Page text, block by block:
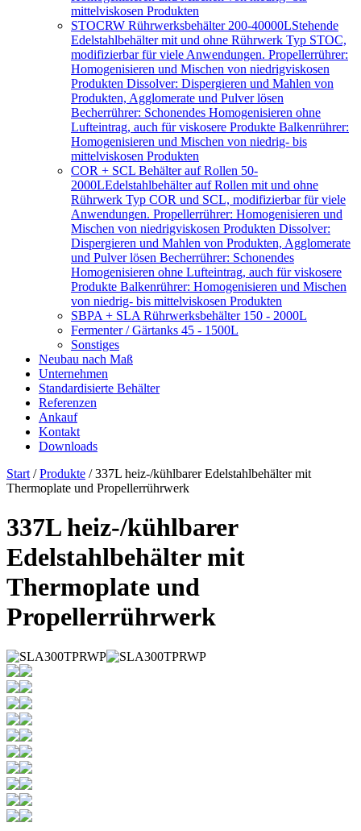
mittelviskosen Produkten
STOCRW Rührwerksbehälter 200-40000LStehende
Edelstahlbehälter mit und ohne Rührwerk Typ STOC,
modifizierbar für viele Anwendungen. Propellerrührer:
Homogenisieren und Mischen von niedrigviskosen
Produkten Dissolver: Dispergieren und Mahlen von
Produkten, Agglomerate und Pulver lösen
Becherrührer: Schonendes Homogenisieren ohne
Lufteintrag, auch für viskosere Produkte Balkenrührer:
Homogenisieren und Mischen von niedrig- bis
mittelviskosen Produkten
COR + SCL Behälter auf Rollen 50-
2000LEdelstahlbehälter auf Rollen mit und ohne
Rührwerk Typ COR und SCL, modifizierbar für viele
Anwendungen. Propellerrührer: Homogenisieren und
Mischen von niedrigviskosen Produkten Dissolver:
Dispergieren und Mahlen von Produkten, Agglomerate
und Pulver lösen Becherrührer: Schonendes
Homogenisieren ohne Lufteintrag, auch für viskosere
Produkte Balkenrührer: Homogenisieren und Mischen
von niedrig- bis mittelviskosen Produkten
SBPA + SLA Rührwerksbehälter 150 - 2000L
Fermenter / Gärtanks 45 - 1500L
Sonstiges
Neubau nach Maß
Unternehmen
Standardisierte Behälter
Referenzen
Ankauf
Kontakt
Downloads
Start /Produkte / 337L heiz-/kühlbarer Edelstahlbehälter mit
Thermoplate und Propellerrührwerk
337L heiz-/kühlbarer
Edelstahlbehälter mit
Thermoplate und
Propellerrührwerk